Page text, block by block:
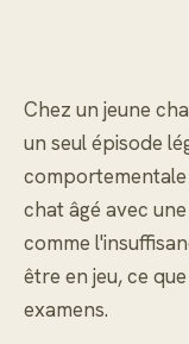
Chez un jeune
un seul épisode
comportementale
chat âgé avec
comme
être en jeu, ce
examens.